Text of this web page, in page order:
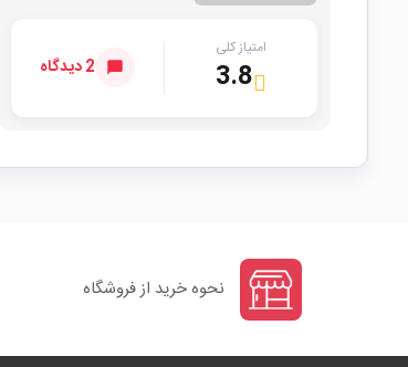
امتیاز کلی
3.8 2 دیدگاه
نحوه خرید از فروشگاه